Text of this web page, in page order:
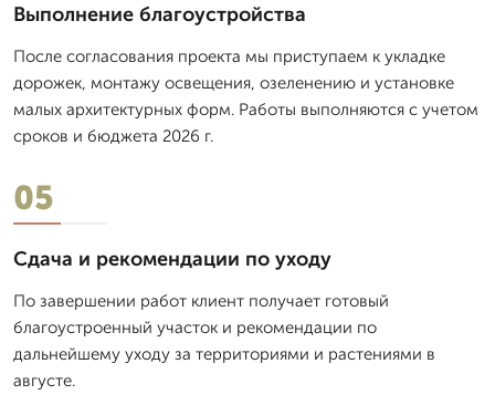
Выполнение благоустройства
После согласования проекта мы приступаем к укладке
дорожек, монтажу освещения, озеленению и установке
малых архитектурных форм. Работы выполняются с учетом
сроков и бюджета 2026 г.
05
Сдача и рекомендации по уходу
По завершении работ клиент получает готовый
благоустроенный участок и рекомендации по
дальнейшему уходу за территориями и растениями в
августе.